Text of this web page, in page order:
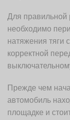
Для правильной
необходимо
натяжения тяги
корректной
Прежде чем
автомобиль
площадке и